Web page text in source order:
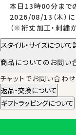
本日 13時00分まで
2026/08/13（木） に
（※裄丈加工・刺繍
スタイル・サイズについて
商品についてのお問い
チャットでお問い合わせ
返品・交換について
ギフトラッピングについて